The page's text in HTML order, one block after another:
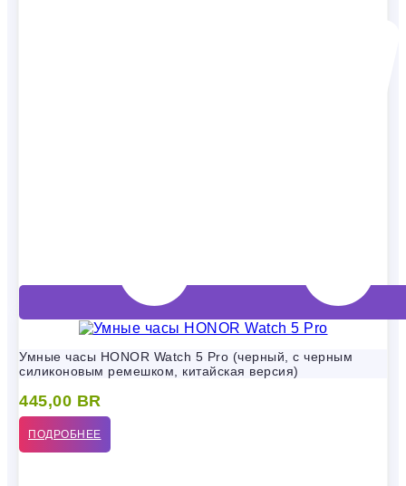
Умные часы HONOR Watch 5 Pro (черный, с черным
силиконовым ремешком, китайская версия)
445,00 BR
ПОДРОБНЕЕ